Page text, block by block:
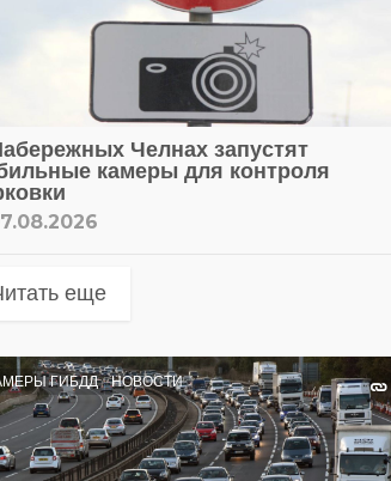
Челнах запустят
камеры для контроля
еще
ГИБДД НОВОСТИ